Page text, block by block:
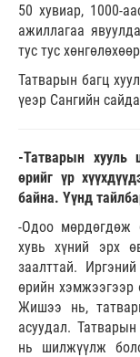
50 хувиар, 1000-
ажиллагаа
тус тус
Татварын багц
үеэр Сангийн
-Татварын хууль
өрийг үр
байна. Үүнд
-Одоо мөрдөгдөж
хувь хүний эрх
заалттай.
өрийн хэмжээгээр
Жишээ нь,
асуудал.
нь шилжүүлж